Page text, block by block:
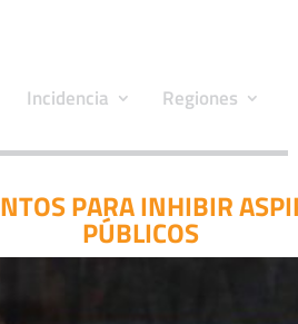
Incidencia Regiones
PARA INHIBIR
PÚBLICOS